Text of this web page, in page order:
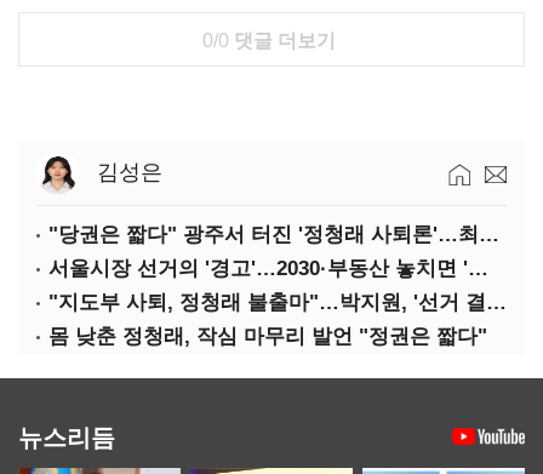
0/0 댓글 더보기
김성은
"당권은 짧다" 광주서 터진 '정청래 사퇴론'…최고위 '아수라장'
서울시장 선거의 '경고'…2030·부동산 놓치면 '총선도 대선도' 패배
"지도부 사퇴, 정청래 불출마"…박지원, '선거 결과 책임' 강조
몸 낮춘 정청래, 작심 마무리 발언 "정권은 짧다"
뉴스리듬